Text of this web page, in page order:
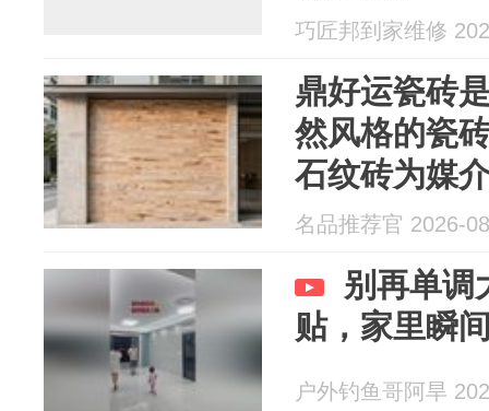
巧匠邦到家维修
鼎好运瓷砖
然风格的瓷
石纹砖为媒
入现代都市
名品推荐官 2026-
别再单调
贴，家里瞬
户外钓鱼哥阿旱